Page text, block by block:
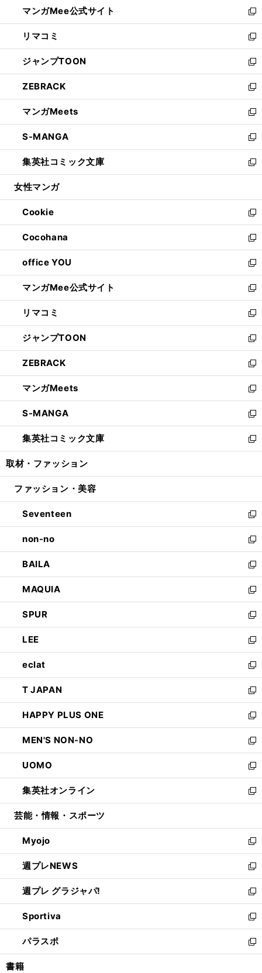
く
ド
ウ
で
開
く
ィ
ン
ド
ウ
で
開
く
い
ウ
ィ
ン
ド
ウ
で
開
く
マンガMee公式サイト
新
し
い
ウ
ィ
ン
ド
ウ
で
開
く
リマコミ
新
し
い
ウ
ィ
ン
ド
ウ
で
開
く
ジャンプTOON
新
し
い
ウ
ィ
ン
ド
ウ
で
開
ZEBRACK
新
し
い
ウ
ィ
ン
ド
ウ
開
く
マンガMeets
新
し
い
ウ
ィ
ン
ウ
で
開
く
S-MANGA
新
し
い
ウ
ン
ド
ウ
で
開
く
集英社コミック文庫
新
し
ウ
ィ
ン
ド
ウ
で
開
く
女性マンガ
Cookie
新
し
い
ウ
ィ
ン
ド
ウ
で
開
く
Cocohana
新
し
い
ウ
ィ
ン
ド
ウ
で
開
く
office YOU
新
し
い
ウ
ィ
ン
ド
ウ
で
開
く
マンガMee公式サイト
新
し
い
ウ
ィ
ン
ド
ウ
で
開
く
リマコミ
新
し
い
ウ
ィ
ン
ド
ウ
で
開
く
ジャンプTOON
新
し
い
ウ
ィ
ン
ド
ウ
で
開
ZEBRACK
新
し
い
ウ
ィ
ン
ド
ウ
開
マンガMeets
新
し
い
ウ
ィ
ン
ウ
開
く
S-MANGA
新
し
い
ウ
ン
ウ
で
開
く
集英社コミック文庫
新
し
ウ
ン
ド
ウ
で
開
く
取材・ファッション
ファッション・美容
Seventeen
新
し
い
ウ
ィ
ン
ド
ウ
で
開
く
non-no
新
し
い
ウ
ィ
ン
ド
ウ
で
開
く
BAILA
新
し
い
ウ
ィ
ン
ド
ウ
で
開
く
MAQUIA
新
し
い
ウ
ィ
ン
ド
ウ
で
開
く
SPUR
新
し
い
ウ
ィ
ン
ド
ウ
で
開
く
LEE
新
し
い
ウ
ィ
ン
ド
ウ
で
開
く
eclat
新
し
い
ウ
ィ
ン
ド
ウ
で
開
く
T JAPAN
新
し
い
ウ
ィ
ン
ド
ウ
で
開
HAPPY PLUS ONE
新
し
い
ウ
ィ
ン
ド
ウ
開
く
MEN'S NON-NO
新
し
い
ウ
ィ
ン
ウ
で
開
く
UOMO
新
し
い
ウ
ン
ド
ウ
で
開
く
集英社オンライン
新
し
ウ
ィ
ン
ド
ウ
で
開
く
芸能・情報・スポーツ
Myojo
新
し
い
ウ
ィ
ン
ド
ウ
で
開
週プレNEWS
新
し
い
ウ
ィ
ン
ド
ウ
週プレ グラジャパ!
新
し
い
ウ
ィ
ン
Sportiva
新
し
い
ウ
パラスポ
新
し
書籍